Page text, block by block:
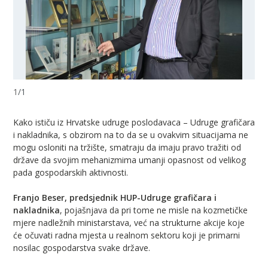
1/1
Kako ističu iz Hrvatske udruge poslodavaca – Udruge grafičara
i nakladnika, s obzirom na to da se u ovakvim situacijama ne
mogu osloniti na tržište, smatraju da imaju pravo tražiti od
države da svojim mehanizmima umanji opasnost od velikog
pada gospodarskih aktivnosti.
Franjo Beser, predsjednik HUP-Udruge grafičara i
nakladnika, pojašnjava da pri tome ne misle na kozmetičke
mjere nadležnih ministarstava, već na strukturne akcije koje
će očuvati radna mjesta u realnom sektoru koji je primarni
nosilac gospodarstva svake države.